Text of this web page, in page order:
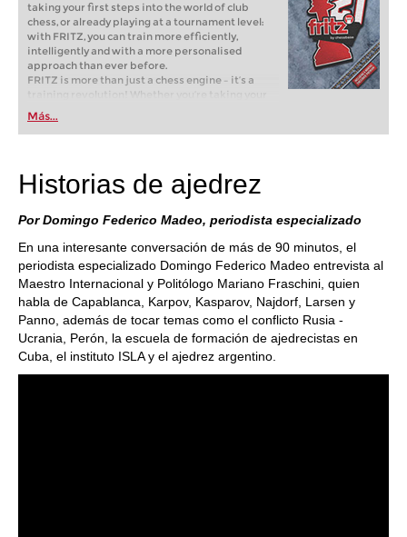
taking your first steps into the world of club
chess, or already playing at a tournament level:
with FRITZ, you can train more efficiently,
intelligently and with a more personalised
approach than ever before.
FRITZ is more than just a chess engine – it’s a
training revolution! Whether you’re taking your
first steps into the world of club chess, or already
playing at a tournament level: with FRITZ, you can
train more efficiently, intelligently and with a
Más...
Historias de ajedrez
Por Domingo Federico Madeo, periodista especializado
En una interesante conversación de más de 90 minutos, el
periodista especializado Domingo Federico Madeo entrevista al
Maestro Internacional y Politólogo Mariano Fraschini, quien
habla de Capablanca, Karpov, Kasparov, Najdorf, Larsen y
Panno, además de tocar temas como el conflicto Rusia -
Ucrania, Perón, la escuela de formación de ajedrecistas en
Cuba, el instituto ISLA y el ajedrez argentino.